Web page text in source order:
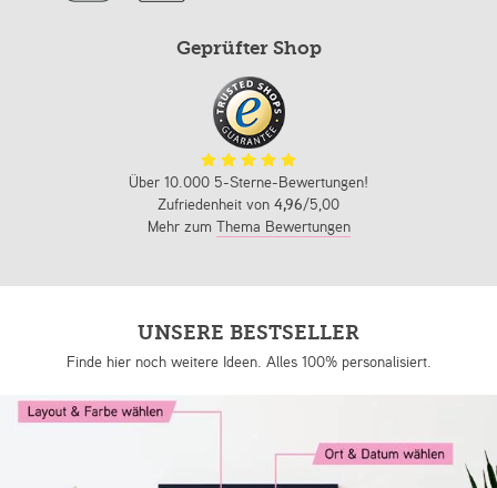
Geprüfter Shop
Über 10.000 5-Sterne-Bewertungen!
Zufriedenheit von 4,96/5,00
Mehr zum Thema Bewertungen
UNSERE BESTSELLER
Finde hier noch weitere Ideen. Alles 100% personalisiert.